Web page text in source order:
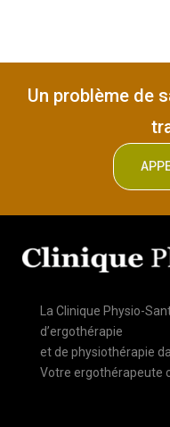
Un problème de
La Clinique Physio-
d’ergothérapie
et de physiothérapie
Votre ergothérapeute